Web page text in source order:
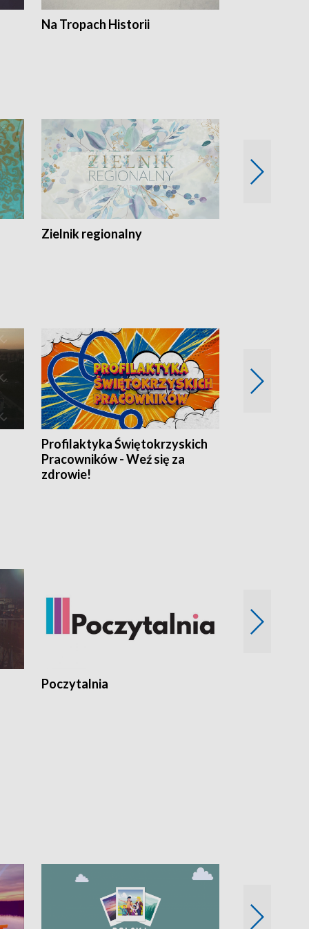
Na Tropach Historii
Zielnik regionalny
Profilaktyka Świętokrzyskich
Pracowników - Weź się za
zdrowie!
Poczytalnia